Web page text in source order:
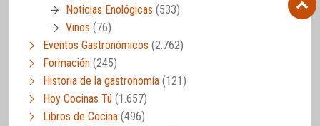
Noticias Enológicas (533)
Vinos (76)
Eventos Gastronómicos (2.762)
Formación (245)
Historia de la gastronomía (121)
Hoy Cocinas Tú (1.657)
Libros de Cocina (496)